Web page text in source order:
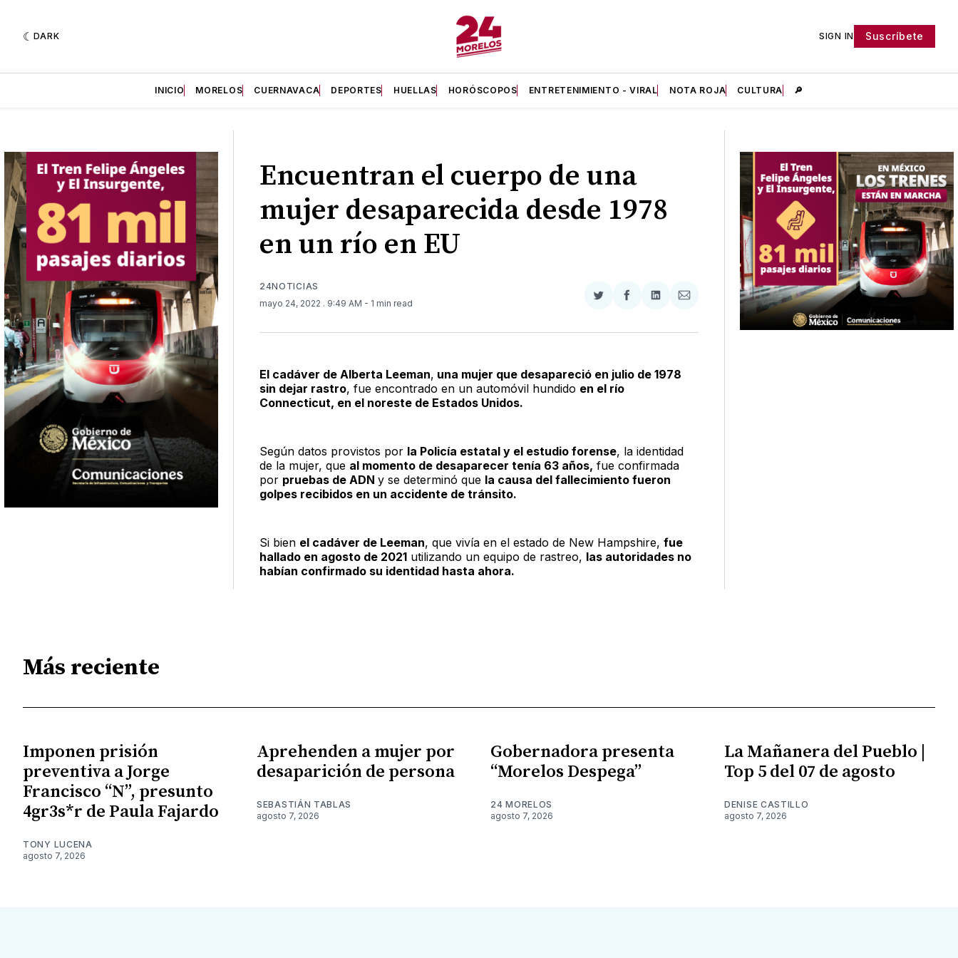
DARK SIGN IN Suscríbete
INICIO MORELOS CUERNAVACA DEPORTES HUELLAS HORÓSCOPOS ENTRETENIMIENTO - VIRAL NOTA ROJA CULTURA 🔎
Encuentran el cuerpo de una
mujer desaparecida desde 1978
en un río en EU
24NOTICIAS
mayo 24, 2022 . 9:49 AM - 1 min read
Compartir
Twitter
Compartir
Facebook
Compartir
LinkedIn
Compartir
Email
El cadáver de Alberta Leeman, una mujer que desapareció en julio de 1978
sin dejar rastro, fue encontrado en un automóvil hundido en el río
Connecticut, en el noreste de Estados Unidos.
Según datos provistos por la Policía estatal y el estudio forense, la identidad
de la mujer, que al momento de desaparecer tenía 63 años, fue confirmada
por pruebas de ADN y se determinó que la causa del fallecimiento fueron
golpes recibidos en un accidente de tránsito.
Si bien el cadáver de Leeman, que vivía en el estado de New Hampshire, fue
hallado en agosto de 2021utilizando un equipo de rastreo, las autoridades no
habían confirmado su identidad hasta ahora.
Más reciente
Imponen prisión
preventiva a Jorge
Francisco “N”, presunto
4gr3s*r de Paula Fajardo
TONY LUCENA
agosto 7, 2026
Aprehenden a mujer por
desaparición de persona
SEBASTIÁN TABLAS
agosto 7, 2026
Gobernadora presenta
“Morelos Despega”
24 MORELOS
agosto 7, 2026
La Mañanera del Pueblo |
Top 5 del 07 de agosto
DENISE CASTILLO
agosto 7, 2026